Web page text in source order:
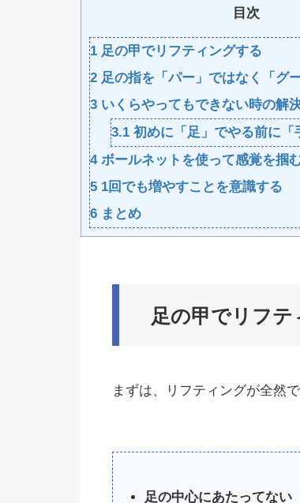
目次
1 足の甲でリフティングする
2 足の指を「パー」ではなく「グ
3 いくらやってもできない時の解
3.1初めに「足」でやる前に「
4ボールネットを使って感覚を掴
5 1回でも増やすことを意識する
6 まとめ
足の甲でリフテ
まずは、リフティングが全然
足の中心にあたってない